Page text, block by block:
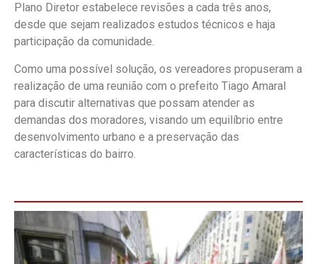
Plano Diretor estabelece revisões a cada três anos,
desde que sejam realizados estudos técnicos e haja
participação da comunidade.
Como uma possível solução, os vereadores propuseram a
realização de uma reunião com o prefeito Tiago Amaral
para discutir alternativas que possam atender as
demandas dos moradores, visando um equilíbrio entre
desenvolvimento urbano e a preservação das
características do bairro.